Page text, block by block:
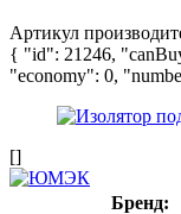
Артикул
{ "id": 21246,
"economy": 0,
[]
Бренд: